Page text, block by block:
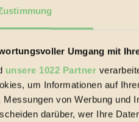
Umgang mit
unsere 1022 Partner
um Informationen auf
Messungen von Werbung und
darüber, wer Ihre
Ozean und seine
im Freilandhühnerbetrieb
sich in Mitteleuropa inziwschen
die nach Entleerung voll